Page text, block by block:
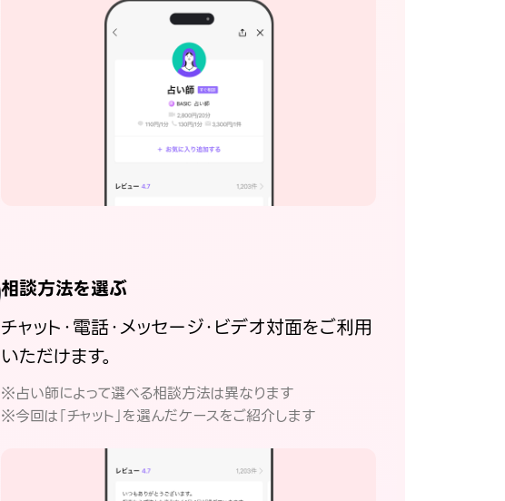
相談方法を選ぶ
チャット・電話・メッセージ・ビデオ対面をご利用
いただけます。
※占い師によって選べる相談方法は異なります
※今回は「チャット」を選んだケースをご紹介します